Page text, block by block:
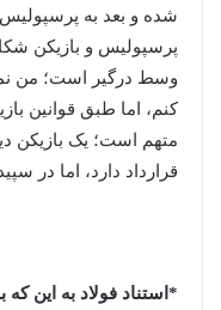
شده و بعد به
پرسپولیس و بازیکن
وسط درگیر است؛ من
کنم، اما طبق قوانین
متهم است؛ یک بازیکن
قرارداد دارد، اما در
*استناد فولاد به این که